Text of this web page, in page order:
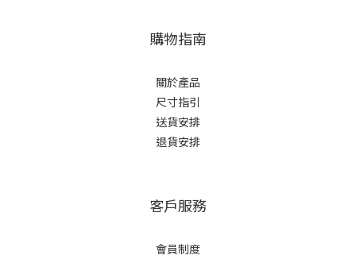
購物指南
關於產品
尺寸指引
送貨安排
退貨安排
客戶服務
會員制度